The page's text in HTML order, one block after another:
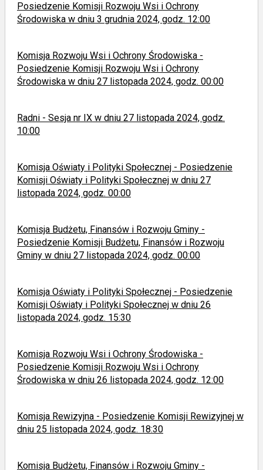
Posiedzenie Komisji Rozwoju Wsi i Ochrony
Środowiska w dniu 3 grudnia 2024, godz. 12:00
Komisja Rozwoju Wsi i Ochrony Środowiska -
Posiedzenie Komisji Rozwoju Wsi i Ochrony
Środowiska w dniu 27 listopada 2024, godz. 00:00
Radni - Sesja nr IX w dniu 27 listopada 2024, godz.
10:00
Komisja Oświaty i Polityki Społecznej - Posiedzenie
Komisji Oświaty i Polityki Społecznej w dniu 27
listopada 2024, godz. 00:00
Komisja Budżetu, Finansów i Rozwoju Gminy -
Posiedzenie Komisji Budżetu, Finansów i Rozwoju
Gminy w dniu 27 listopada 2024, godz. 00:00
Komisja Oświaty i Polityki Społecznej - Posiedzenie
Komisji Oświaty i Polityki Społecznej w dniu 26
listopada 2024, godz. 15:30
Komisja Rozwoju Wsi i Ochrony Środowiska -
Posiedzenie Komisji Rozwoju Wsi i Ochrony
Środowiska w dniu 26 listopada 2024, godz. 12:00
Komisja Rewizyjna - Posiedzenie Komisji Rewizyjnej w
dniu 25 listopada 2024, godz. 18:30
Komisja Budżetu, Finansów i Rozwoju Gminy -